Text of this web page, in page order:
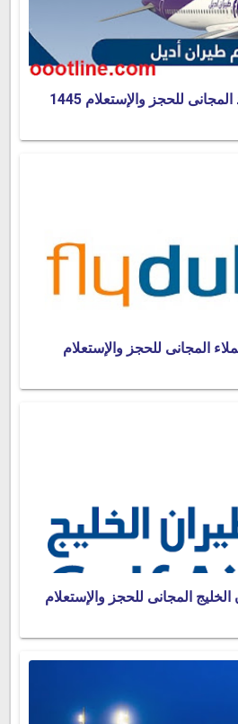
للحجز والإستعلام 1445
المجانى للحجز والإستعلام
المجانى للحجز والإستعلام